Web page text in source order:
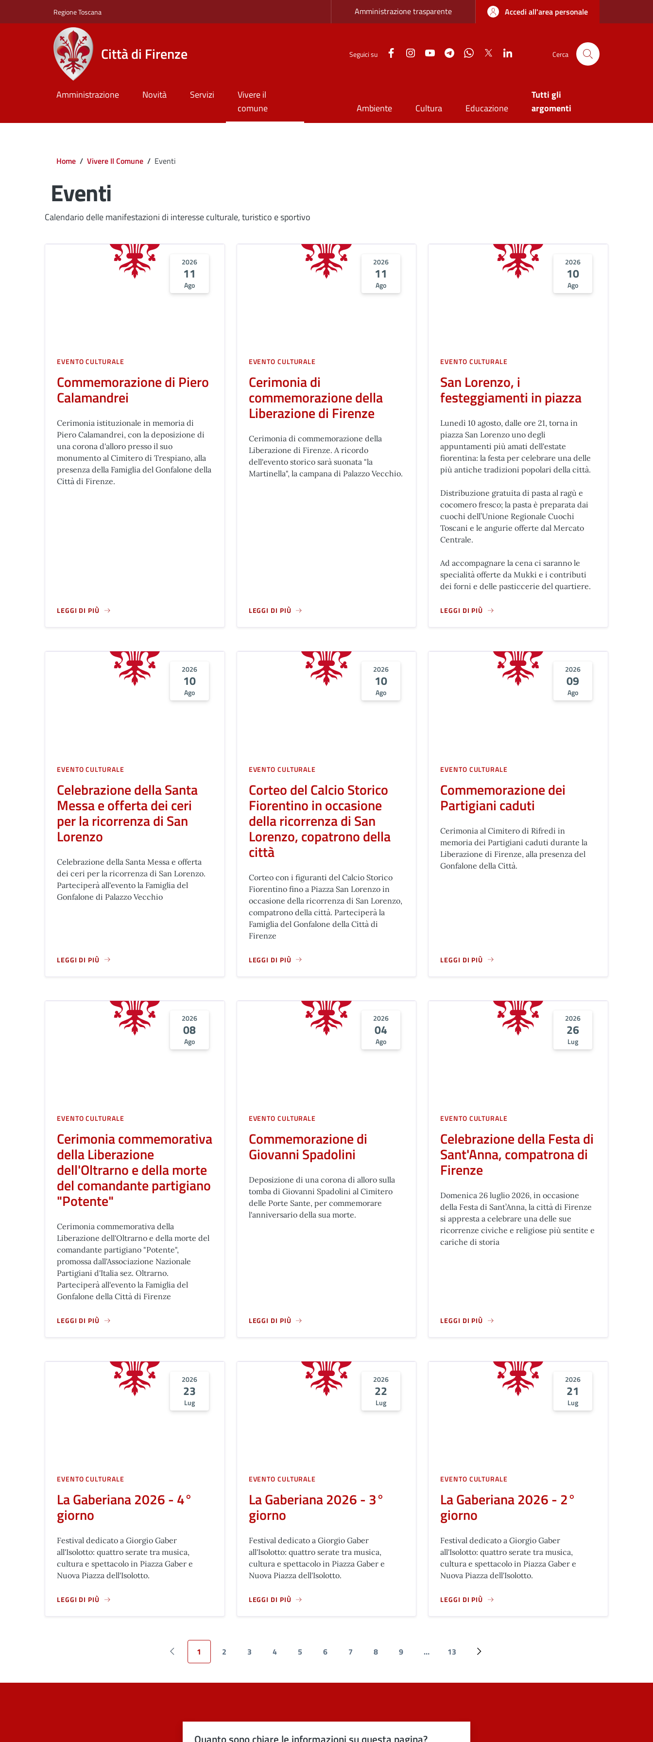
Regione Toscana Zona superiore sottile
Amministrazione trasparente Accedi all'area personale
Città di Firenze Seguici su FacebookInstagramYouTubeTelegramWhatsApp
Twitter Cerca
Amministrazione Novità Servizi
Vivere il
comune
Ambiente Cultura Educazione
Tutti gli
argomenti
Briciole di pane
Home / Vivere Il Comune / Eventi
Eventi
Calendario delle manifestazioni di interesse culturale, turistico e sportivo
2026
11
Ago
EVENTO CULTURALE
Commemorazione di Piero
Calamandrei
Cerimonia istituzionale in memoria di
Piero Calamandrei, con la deposizione di
una corona d'alloro presso il suo
monumento al Cimitero di Trespiano, alla
presenza della Famiglia del Gonfalone della
Città di Firenze.
LEGGI DI PIÙ
A PROPOSITO DI COMMEMORAZIONE DI PIERO CALAMANDREI
2026
11
Ago
EVENTO CULTURALE
Cerimonia di
commemorazione della
Liberazione di Firenze
Cerimonia di commemorazione della
Liberazione di Firenze. A ricordo
dell'evento storico sarà suonata "la
Martinella", la campana di Palazzo Vecchio.
LEGGI DI PIÙ
A PROPOSITO DI CERIMONIA DI COMMEMORAZIONE DELLA LIBERAZIONE DI FIRENZE
2026
10
Ago
EVENTO CULTURALE
San Lorenzo, i
festeggiamenti in piazza
Lunedì 10 agosto, dalle ore 21, torna in
piazza San Lorenzo uno degli
appuntamenti più amati dell'estate
fiorentina: la festa per celebrare una delle
più antiche tradizioni popolari della città.
Distribuzione gratuita di pasta al ragù e
cocomero fresco; la pasta è preparata dai
cuochi dell’Unione Regionale Cuochi
Toscani e le angurie offerte dal Mercato
Centrale.
Ad accompagnare la cena ci saranno le
specialità offerte da Mukki e i contributi
dei forni e delle pasticcerie del quartiere.
LEGGI DI PIÙ
A PROPOSITO DI SAN LORENZO, I FESTEGGIAMENTI IN PIAZZA
2026
10
Ago
EVENTO CULTURALE
Celebrazione della Santa
Messa e offerta dei ceri
per la ricorrenza di San
Lorenzo
Celebrazione della Santa Messa e offerta
dei ceri per la ricorrenza di San Lorenzo.
Parteciperà all'evento la Famiglia del
Gonfalone di Palazzo Vecchio
LEGGI DI PIÙ
A PROPOSITO DI CELEBRAZIONE DELLA SANTA MESSA E OFFERTA DEI CERI PER LA RICORRENZA DI SAN LORENZO
2026
10
Ago
EVENTO CULTURALE
Corteo del Calcio Storico
Fiorentino in occasione
della ricorrenza di San
Lorenzo, copatrono della
città
Corteo con i figuranti del Calcio Storico
Fiorentino fino a Piazza San Lorenzo in
occasione della ricorrenza di San Lorenzo,
compatrono della città. Parteciperà la
Famiglia del Gonfalone della Città di
Firenze
LEGGI DI PIÙ
A PROPOSITO DI CORTEO DEL CALCIO STORICO FIORENTINO IN OCCASIONE DELLA RICORRENZA DI SAN LORENZO,
2026
09
Ago
EVENTO CULTURALE
Commemorazione dei
Partigiani caduti
Cerimonia al Cimitero di Rifredi in
memoria dei Partigiani caduti durante la
Liberazione di Firenze, alla presenza del
Gonfalone della Città.
LEGGI DI PIÙ
A PROPOSITO DI COMMEMORAZIONE DEI PARTIGIANI CADUTI
2026
08
Ago
EVENTO CULTURALE
Cerimonia commemorativa
della Liberazione
dell'Oltrarno e della morte
del comandante partigiano
"Potente"
Cerimonia commemorativa della
Liberazione dell'Oltrarno e della morte del
comandante partigiano "Potente",
promossa dall'Associazione Nazionale
Partigiani d'Italia sez. Oltrarno.
Parteciperà all'evento la Famiglia del
Gonfalone della Città di Firenze
LEGGI DI PIÙ
A PROPOSITO DI CERIMONIA COMMEMORATIVA DELLA LIBERAZIONE DELL'OLTRARNO E DELLA MORTE DEL COMANDANTE PARTIGIANO "POTENTE"
2026
04
Ago
EVENTO CULTURALE
Commemorazione di
Giovanni Spadolini
Deposizione di una corona di alloro sulla
tomba di Giovanni Spadolini al Cimitero
delle Porte Sante, per commemorare
l'anniversario della sua morte.
LEGGI DI PIÙ
A PROPOSITO DI COMMEMORAZIONE DI GIOVANNI SPADOLINI
2026
26
Lug
EVENTO CULTURALE
Celebrazione della Festa di
Sant'Anna, compatrona di
Firenze
Domenica 26 luglio 2026, in occasione
della Festa di Sant’Anna, la città di Firenze
si appresta a celebrare una delle sue
ricorrenze civiche e religiose più sentite e
cariche di storia
LEGGI DI PIÙ
A PROPOSITO DI CELEBRAZIONE DELLA FESTA DI SANT'ANNA,
2026
23
Lug
EVENTO CULTURALE
La Gaberiana 2026 - 4°
giorno
Festival dedicato a Giorgio Gaber
all'Isolotto: quattro serate tra musica,
cultura e spettacolo in Piazza Gaber e
Nuova Piazza dell'Isolotto.
LEGGI DI PIÙ
A PROPOSITO DI LA GABERIANA 2026 - 4° GIORNO
2026
22
Lug
EVENTO CULTURALE
La Gaberiana 2026 - 3°
giorno
Festival dedicato a Giorgio Gaber
all'Isolotto: quattro serate tra musica,
cultura e spettacolo in Piazza Gaber e
Nuova Piazza dell'Isolotto.
LEGGI DI PIÙ
A PROPOSITO DI LA GABERIANA 2026 - 3° GIORNO
2026
21
Lug
EVENTO CULTURALE
La Gaberiana 2026 - 2°
giorno
Festival dedicato a Giorgio Gaber
all'Isolotto: quattro serate tra musica,
cultura e spettacolo in Piazza Gaber e
Nuova Piazza dell'Isolotto.
LEGGI DI PIÙ
A PROPOSITO DI LA GABERIANA 2026 - 2° GIORNO
Pagina precedente
Pagina attuale
1
Page
2
Page
3
Page
4
Page
5
Page
6
Page
7
Page
8
Page
9 …
Ultima pagina
13
Pagina successiva